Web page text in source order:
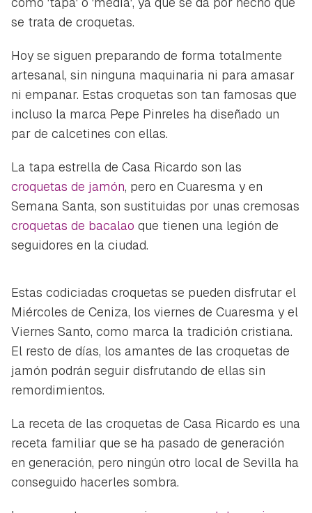
Guardar como favorito
Para poder guardar como favorito, primero has de
iniciar sesión con tu cuenta de Hogarmanía.
se trata de croquetas.
Hoy se siguen preparando de forma totalmente
artesanal, sin ninguna maquinaria ni para amasar
ni empanar. Estas croquetas son tan famosas que
incluso la marca Pepe Pinreles ha diseñado un
par de calcetines con ellas.
La tapa estrella de Casa Ricardo son las
croquetas de jamón, pero en Cuaresma y en
Semana Santa, son sustituidas por unas cremosas
croquetas de bacalao que tienen una legión de
seguidores en la ciudad.
Estas codiciadas croquetas se pueden disfrutar el
Miércoles de Ceniza, los viernes de Cuaresma y el
Viernes Santo, como marca la tradición cristiana.
El resto de días, los amantes de las croquetas de
jamón podrán seguir disfrutando de ellas sin
remordimientos.
La receta de las croquetas de Casa Ricardo es una
receta familiar que se ha pasado de generación
en generación, pero ningún otro local de Sevilla ha
conseguido hacerles sombra.
Contenido enviado
Gracias por suscribirte a nuestro boletín.